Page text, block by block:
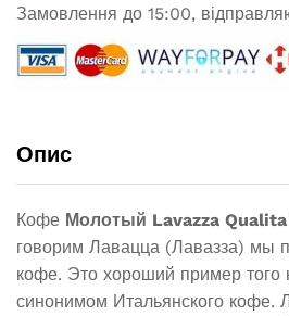
Замовлення до 15:00,
Опис
Кофе Молотый Lavazza
говорим Лавацца (Лавазза) мы
кофе. Это хороший пример того
синонимом Итальянского